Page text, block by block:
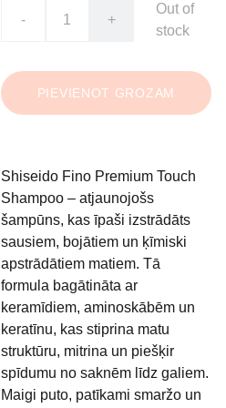
- +
Out of
stock
PIEVIENOT GROZAM
Shiseido Fino Premium Touch
Shampoo – atjaunojošs
šampūns, kas īpaši izstrādāts
sausiem, bojātiem un ķīmiski
apstrādātiem matiem. Tā
formula bagātināta ar
keramīdiem, aminoskābēm un
keratīnu, kas stiprina matu
struktūru, mitrina un piešķir
spīdumu no saknēm līdz galiem.
Maigi puto, patīkami smaržo un